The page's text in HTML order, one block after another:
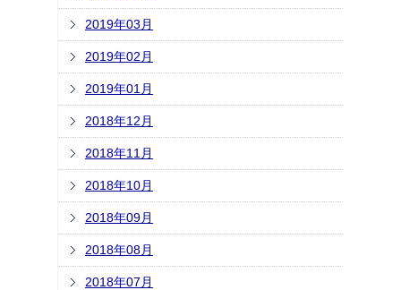
2019年03月
2019年02月
2019年01月
2018年12月
2018年11月
2018年10月
2018年09月
2018年08月
2018年07月